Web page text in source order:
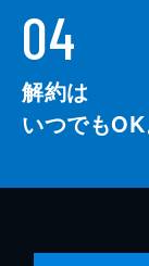
04
解約は
いつでもOK